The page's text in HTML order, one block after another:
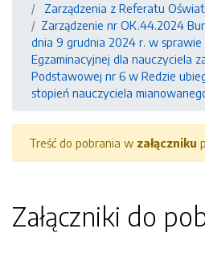
Zarządzenia z Referatu
Zarządzenie nr OK.44.2024
dnia 9 grudnia 2024 r. w sprawie
Egzaminacyjnej dla nauczyciela
Podstawowej nr 6 w Redzie
stopień nauczyciela
Treść do pobrania w załączniku
Załączniki do